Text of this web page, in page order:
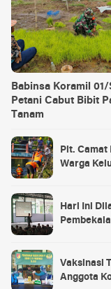
Babinsa Koramil
Petani Cabut Bibit
Tanam
Plt. Camat
Warga
Hari Ini
Kostrad
Vaksinasi
Anggota